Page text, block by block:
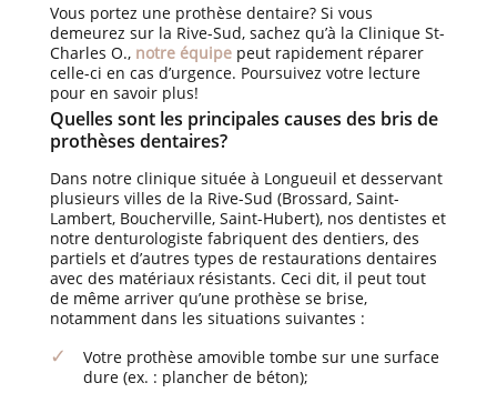
Vous portez une prothèse dentaire? Si vous
demeurez sur la Rive-Sud, sachez qu’à la Clinique St-
Charles O., notre équipe peut rapidement réparer
celle-ci en cas d’urgence. Poursuivez votre lecture
pour en savoir plus!
Quelles sont les principales causes des bris de
prothèses dentaires?
Dans notre clinique située à Longueuil et desservant
plusieurs villes de la Rive-Sud (Brossard, Saint-
Lambert, Boucherville, Saint-Hubert), nos dentistes et
notre denturologiste fabriquent des dentiers, des
partiels et d’autres types de restaurations dentaires
avec des matériaux résistants. Ceci dit, il peut tout
de même arriver qu’une prothèse se brise,
notamment dans les situations suivantes :
Votre prothèse amovible tombe sur une surface
dure (ex. : plancher de béton);